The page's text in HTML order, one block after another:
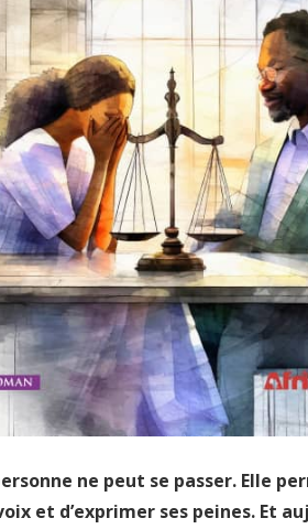
ne peut se passer. Elle
et d’exprimer ses peines. Et